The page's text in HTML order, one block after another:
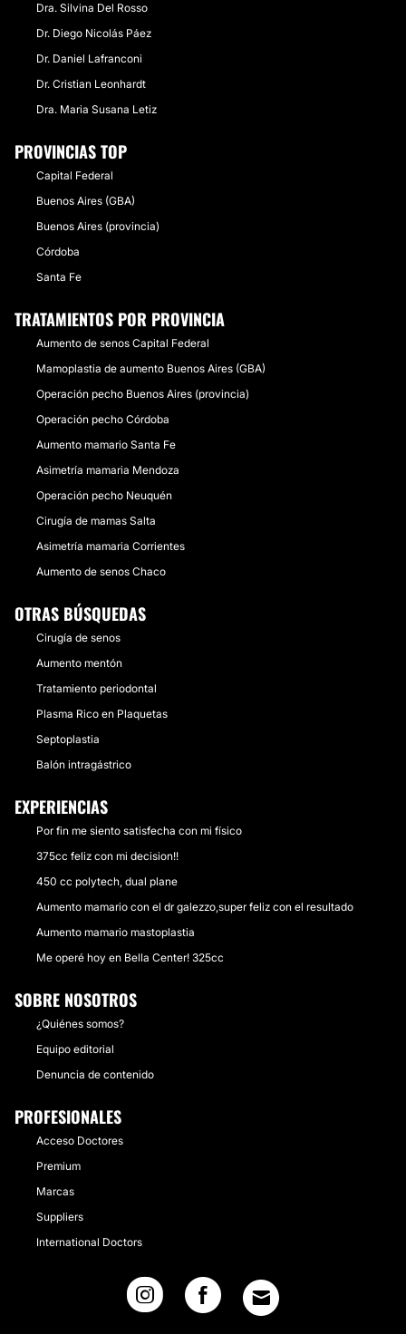
Dra. Silvina Del Rosso
Dr. Diego Nicolás Páez
Dr. Daniel Lafranconi
Dr. Cristian Leonhardt
Dra. Maria Susana Letiz
PROVINCIAS TOP
Capital Federal
Buenos Aires (GBA)
Buenos Aires (provincia)
Córdoba
Santa Fe
TRATAMIENTOS POR PROVINCIA
Aumento de senos Capital Federal
Mamoplastia de aumento Buenos Aires (GBA)
Operación pecho Buenos Aires (provincia)
Operación pecho Córdoba
Aumento mamario Santa Fe
Asimetría mamaria Mendoza
Operación pecho Neuquén
Cirugía de mamas Salta
Asimetría mamaria Corrientes
Aumento de senos Chaco
OTRAS BÚSQUEDAS
Cirugía de senos
Aumento mentón
Tratamiento periodontal
Plasma Rico en Plaquetas
Septoplastia
Balón intragástrico
EXPERIENCIAS
Por fin me siento satisfecha con mi físico
375cc feliz con mi decision!!
450 cc polytech, dual plane
Aumento mamario con el dr galezzo,super feliz con el resultado
Aumento mamario mastoplastia
Me operé hoy en Bella Center! 325cc
SOBRE NOSOTROS
¿Quiénes somos?
Equipo editorial
Denuncia de contenido
PROFESIONALES
Acceso Doctores
Premium
Marcas
Suppliers
International Doctors